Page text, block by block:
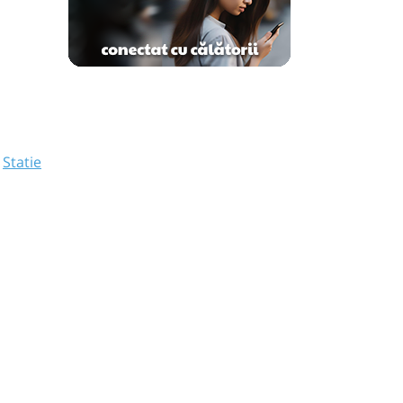
Statie